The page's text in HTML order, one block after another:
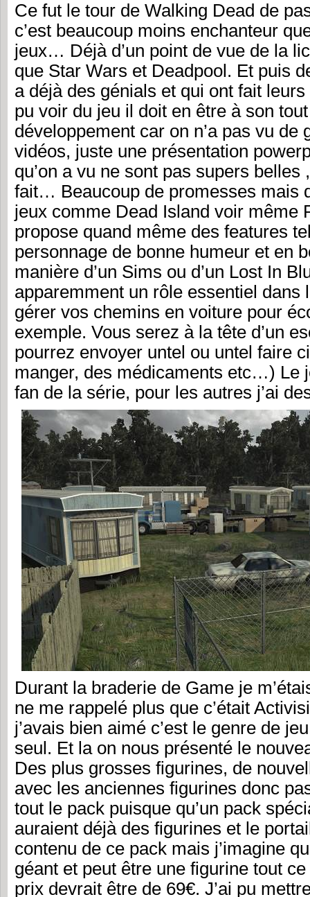
Ce fut le tour de Walking Dead de
c’est beaucoup moins enchanteur
jeux… Déjà d’un point de vue de la
que Star Wars et Deadpool. Et puis
a déjà des génials et qui ont fait
pu voir du jeu il doit en être à son
développement car on n’a pas vu de
vidéos, juste une présentation
qu’on a vu ne sont pas supers
fait… Beaucoup de promesses mais
jeux comme Dead Island voir même
propose quand même des features
personnage de bonne humeur et en
manière d’un Sims ou d’un Lost In
apparemment un rôle essentiel dans
gérer vos chemins en voiture pour
exemple. Vous serez à la tête d’un
pourrez envoyer untel ou untel faire
manger, des médicaments etc…) Le
fan de la série, pour les autres j’ai
Durant la braderie de Game je
ne me rappelé plus que c’était
j’avais bien aimé c’est le genre de
seul. Et la on nous présenté le
Des plus grosses figurines, de
avec les anciennes figurines donc
tout le pack puisque qu’un pack
auraient déjà des figurines et le
contenu de ce pack mais j’imagine
géant et peut être une figurine tout
prix devrait être de 69€. J’ai pu